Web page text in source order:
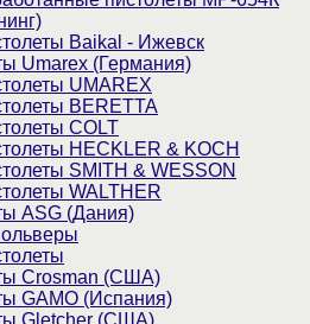
Baikal - Ижевск
Umarex (Германия)
UMAREX
BERETTA
COLT
HECKLER & KOCH
SMITH & WESSON
WALTHER
ASG (Дания)
Crosman (США)
GAMO (Испания)